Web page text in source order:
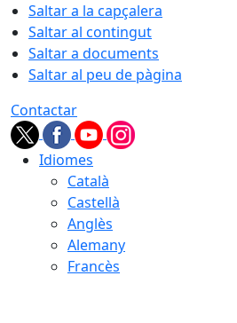
Saltar a la capçalera
Saltar al contingut
Saltar a documents
Saltar al peu de pàgina
Contactar
Idiomes
Català
Castellà
Anglès
Alemany
Francès